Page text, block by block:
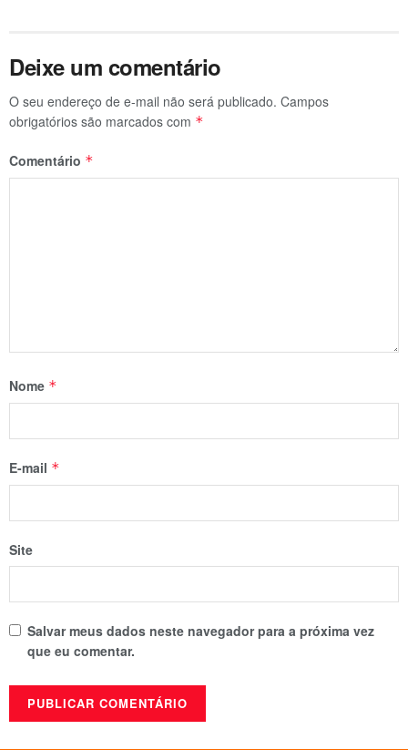
Deixe um comentário
O seu endereço de e-mail não será publicado. Campos
obrigatórios são marcados com *
Comentário *
Nome *
E-mail *
Site
Salvar meus dados neste navegador para a próxima vez
que eu comentar.